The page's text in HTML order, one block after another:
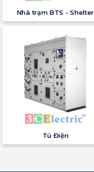
Nhà trạm BTS - Shelter
Tủ Điện